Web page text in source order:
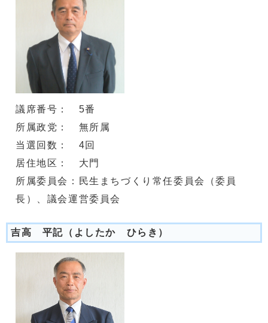
議席番号： 5番
所属政党： 無所属
当選回数： 4回
居住地区： 大門
所属委員会：民生まちづくり常任委員会（委員
長）、議会運営委員会
吉高 平記（よしたか ひらき）